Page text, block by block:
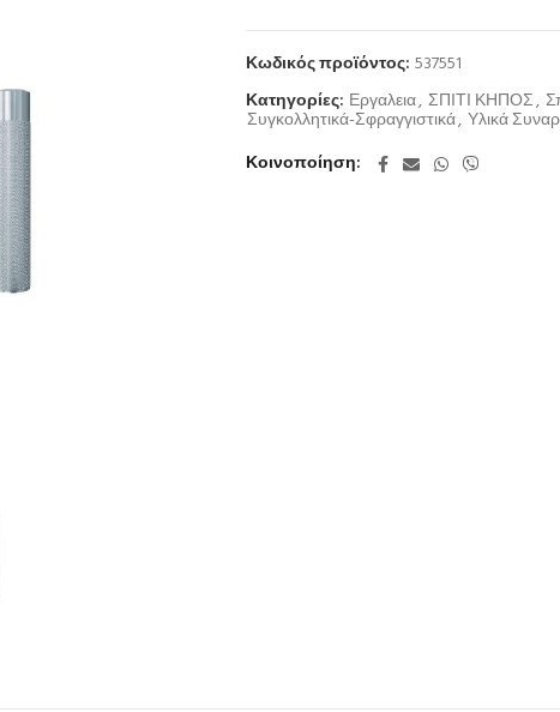
Κωδικός προϊόντος: 537551
Κατηγορίες: Εργαλεια, ΣΠΙΤΙ ΚΗΠΟΣ,
Συγκολλητικά-Σφραγγιστικά, Υλικά
Κοινοποίηση